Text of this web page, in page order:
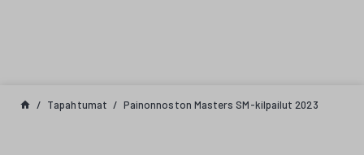
Tapahtumat Painonnoston Masters SM-kilpailut 2023